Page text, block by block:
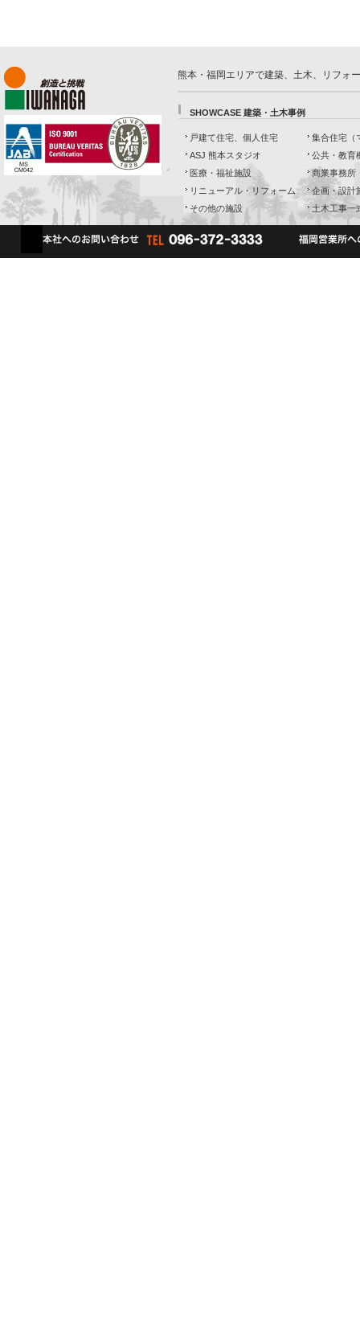
熊本・福岡エリアで建築、土木、リフォ
SHOWCASE 建築・土木事例
戸建て住宅、個人住宅
ASJ 熊本スタジオ
医療・福祉施設
リニューアル・リフォーム
その他の施設
集合住宅（
公共・教育
商業事務所
企画・設計
土木工事一